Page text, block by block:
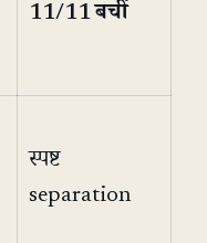
11/11 बचीं
स्पष्ट
separation